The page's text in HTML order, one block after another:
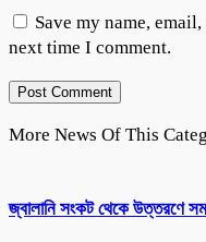
Save my name,
next time I comment.
More News Of This
জ্বালানি সংকট থেকে উত্তরণে